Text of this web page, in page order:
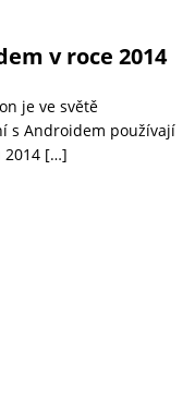
v roce 2014
je ve světě
s Androidem používají
2014 […]